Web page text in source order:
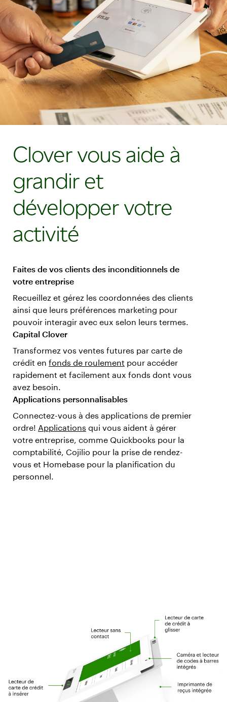
Clover vous aide à
grandir et
développer votre
activité
Faites de vos clients des inconditionnels de
votre entreprise
Recueillez et gérez les coordonnées des clients
ainsi que leurs préférences marketing pour
pouvoir interagir avec eux selon leurs termes.
Capital Clover
Transformez vos ventes futures par carte de
crédit en fonds de roulement pour accéder
rapidement et facilement aux fonds dont vous
avez besoin.
Applications personnalisables
Connectez-vous à des applications de premier
ordre! Applications qui vous aident à gérer
votre entreprise, comme Quickbooks pour la
comptabilité, Cojilio pour la prise de rendez-
vous et Homebase pour la planification du
personnel.